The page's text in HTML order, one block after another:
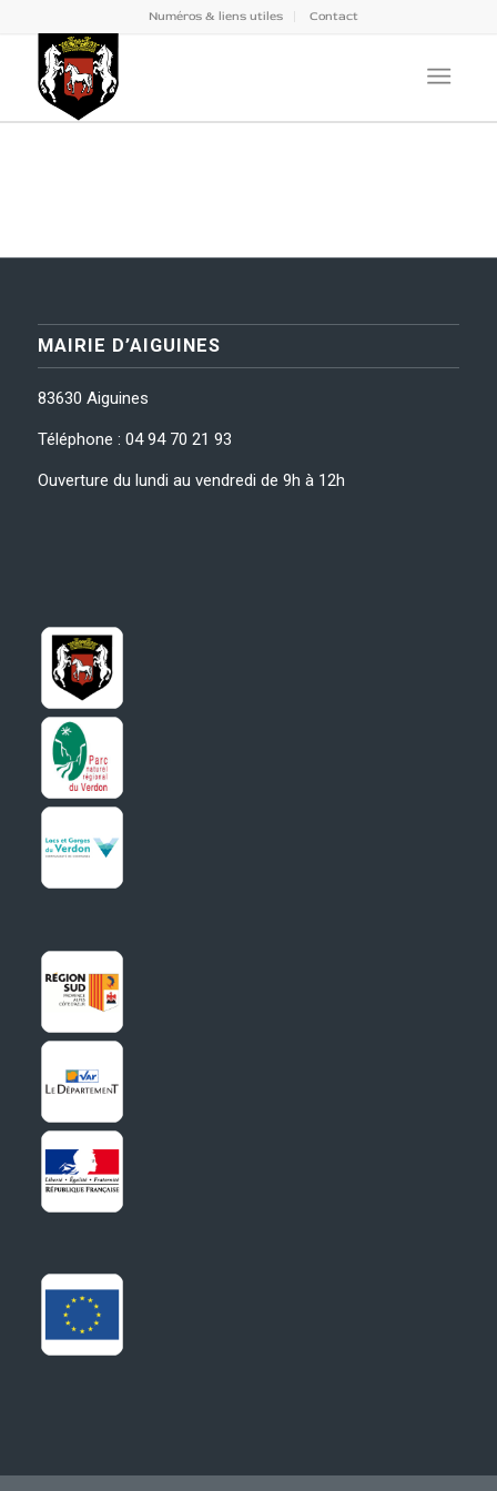
Numéros & liens utiles Contact
MAIRIE D’AIGUINES
83630 Aiguines
Téléphone : 04 94 70 21 93
Ouverture du lundi au vendredi de 9h à 12h